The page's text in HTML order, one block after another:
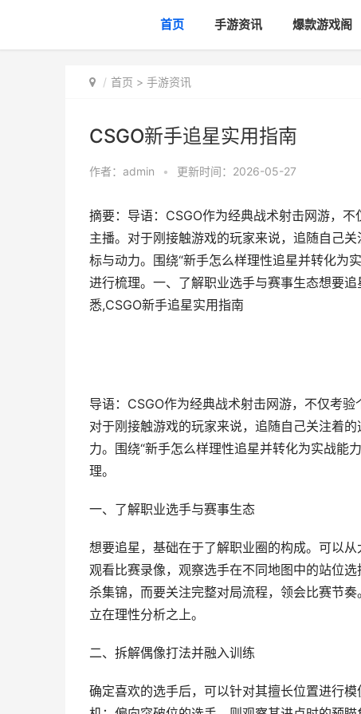
首页 手游资讯 爆款游戏阁
首页 > 手游资讯
CSGO新手追星实用指南
作者： admin • 更新时间：2026-05-27
摘要：导语：CSGO作为经典战术射击网游，
主播。对于刚接触游戏的玩家来说，追随自己
标与动力。围绕“新手怎么样理性追星并转化为
进行梳理。一、了解职业选手与赛事生态想要
悉,CSGO新手追星实用指南
导语：CSGO作为经典战术射击网游，不仅考
对于刚接触游戏的玩家来说，追随自己关注着
力。围绕“新手怎么样理性追星并转化为实战能
理。
一、了解职业选手与赛事生态
想要追星，基础在于了解职业圈的构成。可以
观看比赛录像，观察选手在不同地图中的站位
杀集锦，而要关注完整对局流程，领会比赛节
立在理性分析之上。
二、拆解偶像打法并融入训练
确定喜欢的选手后，可以针对其擅长位置进行